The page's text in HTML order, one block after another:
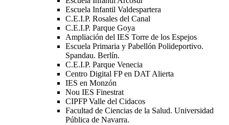
Escuela Infantil Valdespartera
C.E.I.P. Rosales del Canal
C.E.I.P. Parque Goya
Ampliación del IES Torre de los Espejos
Escuela Primaria y Pabellón Polideportivo.
Spandau. Berlín.
C.E.I.P. Parque Venecia
Centro Digital FP en DAT Alierta
IES en Monzón
Nou IES Finestrat
CIPFP Valle del Cidacos
Facultad de Ciencias de la Salud. Universidad
Pública de Navarra.